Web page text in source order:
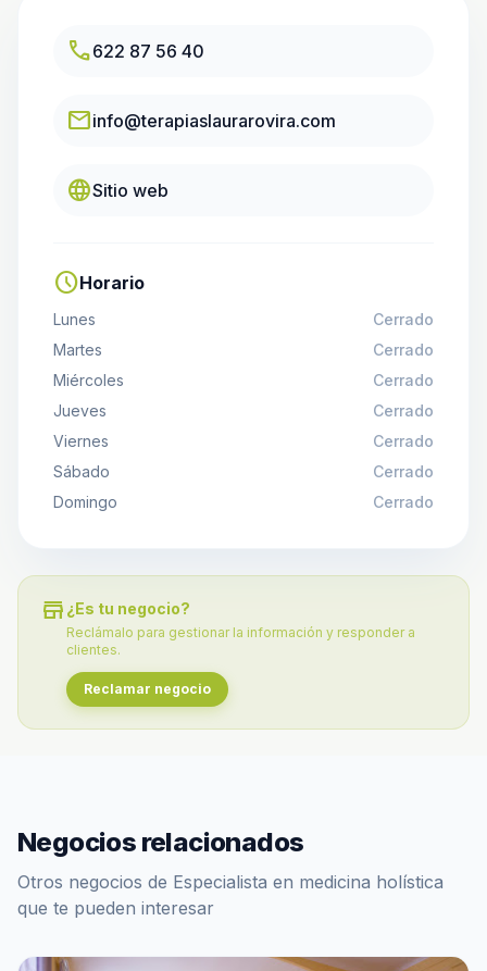
call622 87 56 40
emailinfo@terapiaslaurarovira.com
languageSitio web
scheduleHorario
Lunes
Cerrado
Martes
Cerrado
Miércoles
Cerrado
Jueves
Cerrado
Viernes
Cerrado
Sábado
Cerrado
Domingo
Cerrado
store ¿Es tu negocio?
Reclámalo para gestionar la información y responder a
clientes.
Reclamar negocio
Negocios relacionados
Otros negocios de Especialista en medicina holística
que te pueden interesar